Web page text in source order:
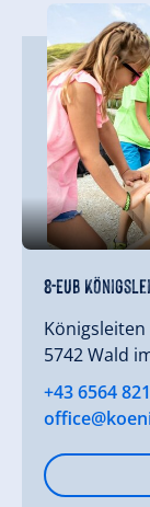
8-EUB
Königsleiten
5742 Wald
+43 6564